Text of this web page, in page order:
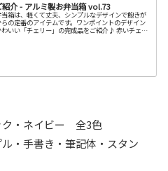
紹介 - アルミ製お弁当箱 vol.73
箱は、軽くて丈夫、シンプルなデザインで飽きが
の定番のアイテムです。ワンポイントのデザイン
いい「チェリー」の完成品をご紹介♪ 赤いチェリ
ク・ネイビー 全3色
・手書き・筆記体・スタン